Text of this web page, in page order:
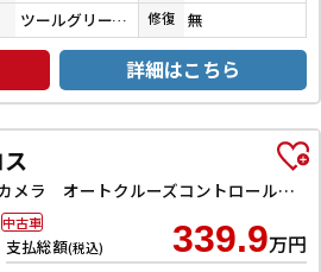
ツールグリーンパールメタリック 修復 無
詳細はこちら
ハイブリッド Z 全周囲カメラ オートクルーズコントロール レーンアシスト パワーシート 衝突被害軽減システム ナビ TV オートライト LEDヘッドランプ ヘッドライトウォッシャー 電動リアゲート アルミホイール
支払総額(税込) 339.9万円
中古車